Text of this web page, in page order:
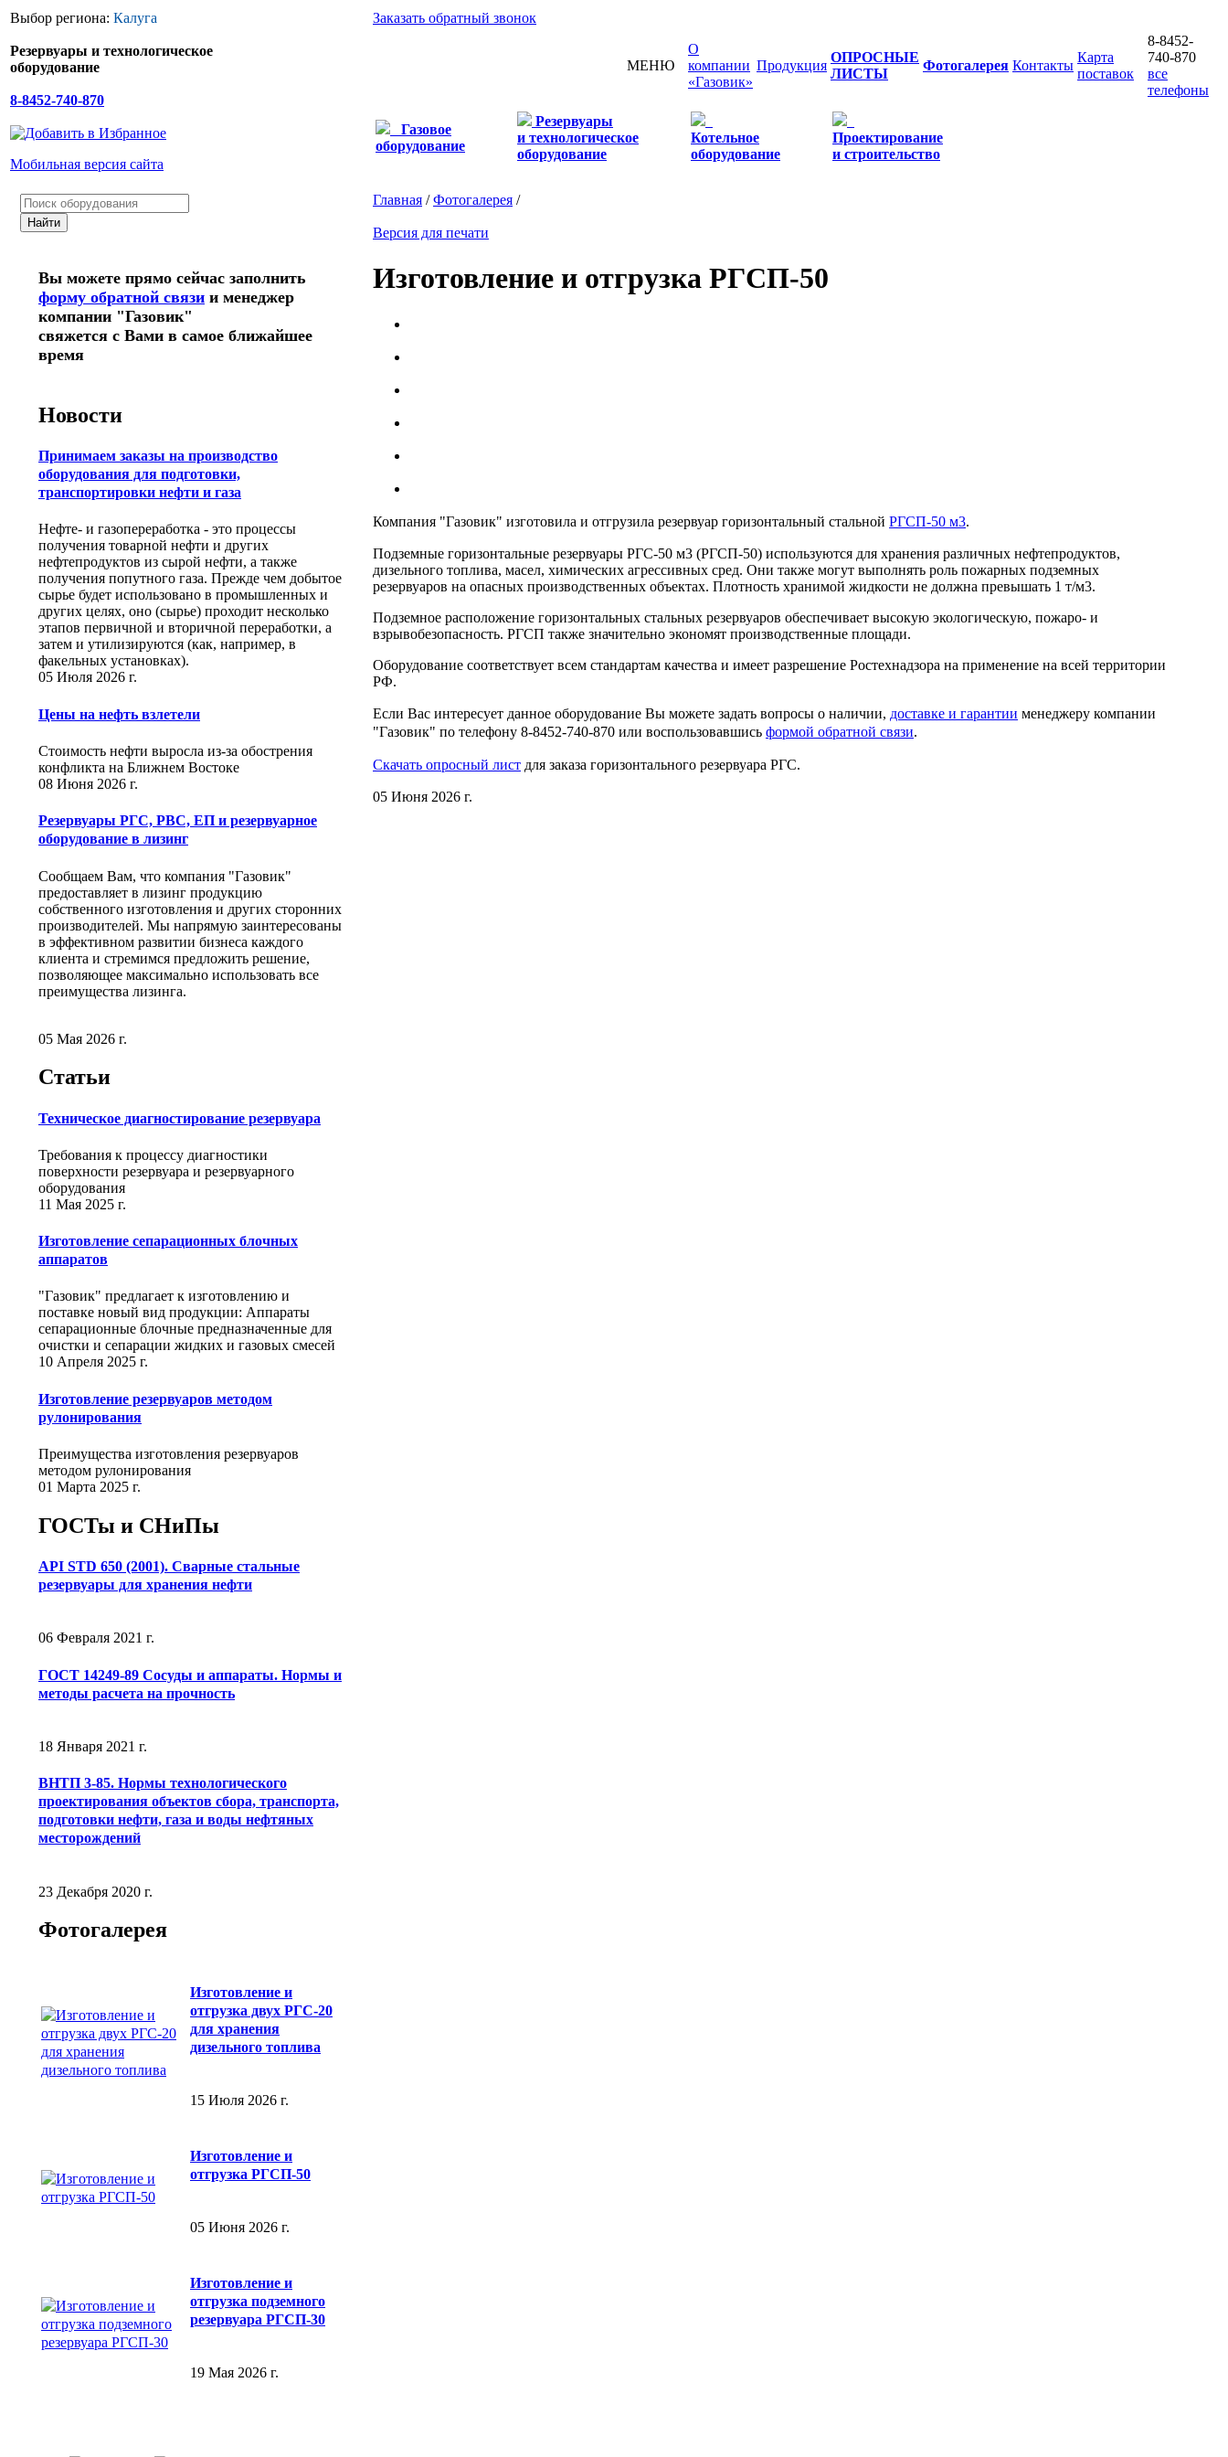
Выбор региона: Калуга
Резервуары и технологическое
оборудование
8-8452-740-870
Мобильная версия сайта
Заказать обратный звонок
МЕНЮ
О
компании
«Газовик»
Продукция
ОПРОСНЫЕ
ЛИСТЫ
Фотогалерея Контакты
Карта
поставок
8-8452-
740-870
все
телефоны
Газовое
оборудование
Резервуары
и технологическое
оборудование
Котельное
оборудование
Проектирование
и строительство
Вы можете прямо сейчас заполнить
форму обратной связи и менеджер
компании "Газовик"
свяжется с Вами в самое ближайшее
время
Новости
Принимаем заказы на производство
оборудования для подготовки,
транспортировки нефти и газа
Нефте- и газопереработка - это процессы
получения товарной нефти и других
нефтепродуктов из сырой нефти, а также
получения попутного газа. Прежде чем добытое
сырье будет использовано в промышленных и
других целях, оно (сырье) проходит несколько
этапов первичной и вторичной переработки, а
затем и утилизируются (как, например, в
факельных установках).
05 Июля 2026 г.
Цены на нефть взлетели
Стоимость нефти выросла из-за обострения
конфликта на Ближнем Востоке
08 Июня 2026 г.
Резервуары РГС, РВС, ЕП и резервуарное
оборудование в лизинг
Сообщаем Вам, что компания "Газовик"
предоставляет в лизинг продукцию
собственного изготовления и других сторонних
производителей. Мы напрямую заинтересованы
в эффективном развитии бизнеса каждого
клиента и стремимся предложить решение,
позволяющее максимально использовать все
преимущества лизинга.
05 Мая 2026 г.
Статьи
Техническое диагностирование резервуара
Требования к процессу диагностики
поверхности резервуара и резервуарного
оборудования
11 Мая 2025 г.
Изготовление сепарационных блочных
аппаратов
"Газовик" предлагает к изготовлению и
поставке новый вид продукции: Аппараты
сепарационные блочные предназначенные для
очистки и сепарации жидких и газовых смесей
10 Апреля 2025 г.
Изготовление резервуаров методом
рулонирования
Преимущества изготовления резервуаров
методом рулонирования
01 Марта 2025 г.
ГОСТы и СНиПы
API STD 650 (2001). Сварные стальные
резервуары для хранения нефти
06 Февраля 2021 г.
ГОСТ 14249-89 Сосуды и аппараты. Нормы и
методы расчета на прочность
18 Января 2021 г.
ВНТП 3-85. Нормы технологического
проектирования объектов сбора, транспорта,
подготовки нефти, газа и воды нефтяных
месторождений
23 Декабря 2020 г.
Фотогалерея
Изготовление и
отгрузка двух РГС-20
для хранения
дизельного топлива
15 Июля 2026 г.
Изготовление и
отгрузка РГСП-50
05 Июня 2026 г.
Изготовление и
отгрузка подземного
резервуара РГСП-30
19 Мая 2026 г.
Главная /Фотогалерея /
Версия для печати
Изготовление и отгрузка РГСП-50
Компания "Газовик" изготовила и отгрузила резервуар горизонтальный стальной РГСП-50 м3.
Подземные горизонтальные резервуары РГС-50 м3 (РГСП-50) используются для хранения различных нефтепродуктов,
дизельного топлива, масел, химических агрессивных сред. Они также могут выполнять роль пожарных подземных
резервуаров на опасных производственных объектах. Плотность хранимой жидкости не должна превышать 1 т/м3.
Подземное расположение горизонтальных стальных резервуаров обеспечивает высокую экологическую, пожаро- и
взрывобезопасность. РГСП также значительно экономят производственные площади.
Оборудование соответствует всем стандартам качества и имеет разрешение Ростехнадзора на применение на всей территории
РФ.
Если Вас интересует данное оборудование Вы можете задать вопросы о наличии, доставке и гарантии менеджеру компании
"Газовик" по телефону 8-8452-740-870 или воспользовавшись формой обратной связи.
Скачать опросный лист для заказа горизонтального резервуара РГС.
05 Июня 2026 г.